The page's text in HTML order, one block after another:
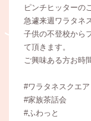
ピンチヒッターの
急遽来週ワラタネ
子供の不登校から
て頂きます。
ご興味ある方お時
#ワラタネスクエア
#家族茶話会
#ふわっと